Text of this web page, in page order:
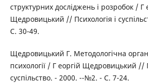
структурних досліджень і розробок / Г
Щедровицький // Психологія і
C. 30-49.
Щедровицький Г. Методологічна
психології / Г еоргій Щедровицький //
суспільство. - 2000. --№2. - C. 7-24.